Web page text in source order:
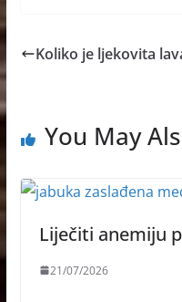
Koliko je ljekovita
You May
Liječiti anemiju
21/07/2026